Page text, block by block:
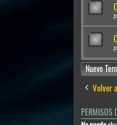
Nuevo
Volver
PERMISOS